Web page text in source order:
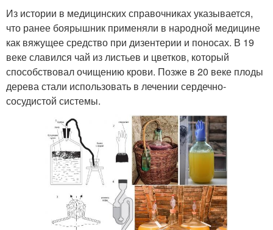
Из истории в медицинских справочниках указывается,
что ранее боярышник применяли в народной медицине
как вяжущее средство при дизентерии и поносах. В 19
веке славился чай из листьев и цветков, который
способствовал очищению крови. Позже в 20 веке плоды
дерева стали использовать в лечении сердечно-
сосудистой системы.